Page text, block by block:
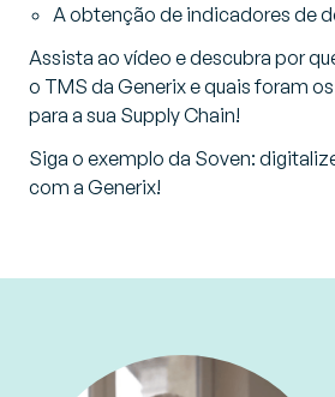
A obtenção de indicadores de
Assista ao vídeo e descubra por
o TMS da Generix e quais foram
para a sua Supply Chain!
Siga o exemplo da Soven:
com a Generix!